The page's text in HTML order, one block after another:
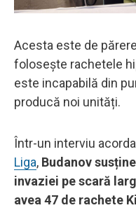
Acesta este de
folosește rachetele
este incapabilă din
producă noi unități.
Într-un interviu
Liga, Budanov
invaziei pe scară
avea 47 de rachete